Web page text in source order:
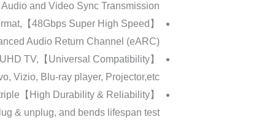
and Video Sync Transmission.
Audio Return Channel (eARC).
UHD TV,
Vizio, Blu-ray player, Projector,etc.
triple
& unplug, and bends lifespan test.